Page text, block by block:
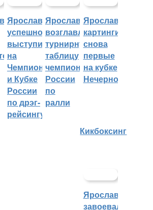
Ярославцы
успешно
выступили
на
Чемпионате
и Кубке
России
по дрэг-
рейсингу
Ярославцы
возглавляют
турнирную
таблицу
чемпионата
России
по
ралли
Ярославские
картингисты
снова
первые
на кубке
Нечерноземья
Кикбоксинг
Ярославцы
завоевали